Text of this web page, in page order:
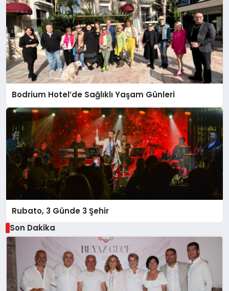
Bodrium Hotel’de Sağlıklı Yaşam Günleri
Rubato, 3 Günde 3 Şehir
Son Dakika